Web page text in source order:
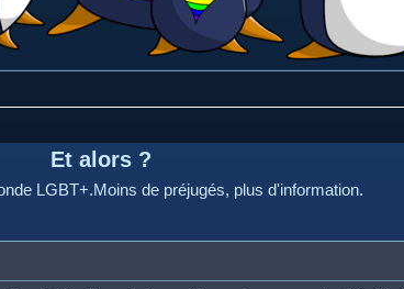
Et alors ?
LGBT+.Moins de préjugés, plus d'information.